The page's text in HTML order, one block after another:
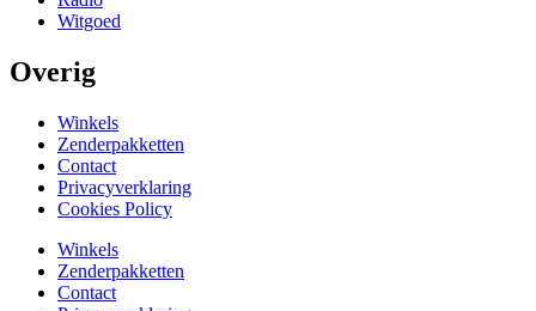
Witgoed
Overig
Winkels
Zenderpakketten
Contact
Privacyverklaring
Cookies Policy
Winkels
Zenderpakketten
Contact